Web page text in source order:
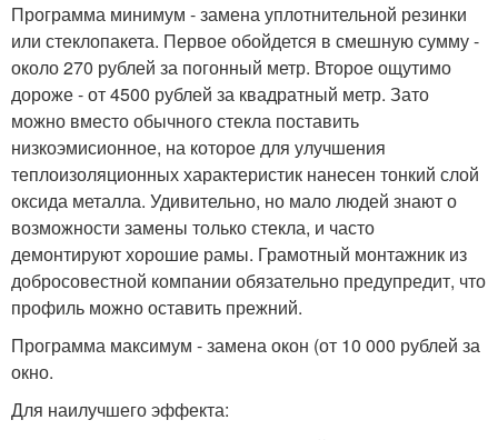
Программа минимум - замена уплотнительной резинки
или стеклопакета. Первое обойдется в смешную сумму -
около 270 рублей за погонный метр. Второе ощутимо
дороже - от 4500 рублей за квадратный метр. Зато
можно вместо обычного стекла поставить
низкоэмисионное, на которое для улучшения
теплоизоляционных характеристик нанесен тонкий слой
оксида металла. Удивительно, но мало людей знают о
возможности замены только стекла, и часто
демонтируют хорошие рамы. Грамотный монтажник из
добросовестной компании обязательно предупредит, что
профиль можно оставить прежний.
Программа максимум - замена окон (от 10 000 рублей за
окно.
Для наилучшего эффекта: